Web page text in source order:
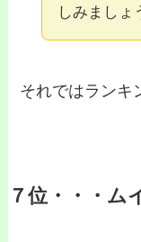
しみましょ
それではランキ
７位・・・ム